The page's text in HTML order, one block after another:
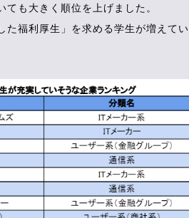
も大きく順位を上げました。
た福利厚生」を求める学生が増えて